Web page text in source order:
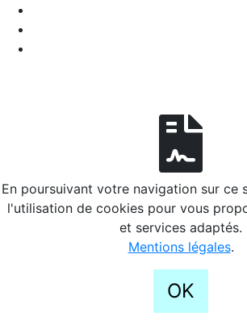
En poursuivant votre navigation sur ce
l'utilisation de cookies pour vous
et services adaptés.
Mentions légales.
OK